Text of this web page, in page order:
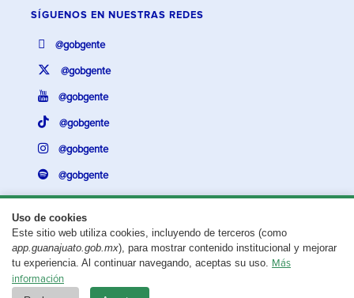
Uso de cookies
Este sitio web utiliza cookies, incluyendo de terceros (como
app.guanajuato.gob.mx), para mostrar contenido institucional y mejorar
tu experiencia. Al continuar navegando, aceptas su uso. Más
información
SÍGUENOS EN NUESTRAS REDES
@gobgente
@gobgente
@gobgente
@gobgente
@gobgente
@gobgente
¿Existe algún problema con esta página?Repórtalo aquí.
Aviso legal